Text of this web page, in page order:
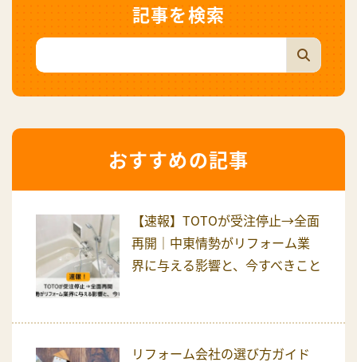
記事を検索
おすすめの記事
【速報】TOTOが受注停止→全面
再開｜中東情勢がリフォーム業
界に与える影響と、今すべきこと
リフォーム会社の選び方ガイド